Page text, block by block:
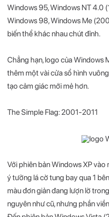
Windows 95, Windows NT 4.0
Windows 98, Windows Me
biến thể khác nhau chút đỉnh.
Chẳng hạn, logo của
thêm một vài cửa sổ hình
tạo cảm giác mới mẻ hơn.
The Simple Flag: 2001-2011
Với phiên bản Windows XP
ý tưởng lá cờ tung bay qua 1
màu đơn giản đang lượn lờ
nguyên như cũ, nhưng phần